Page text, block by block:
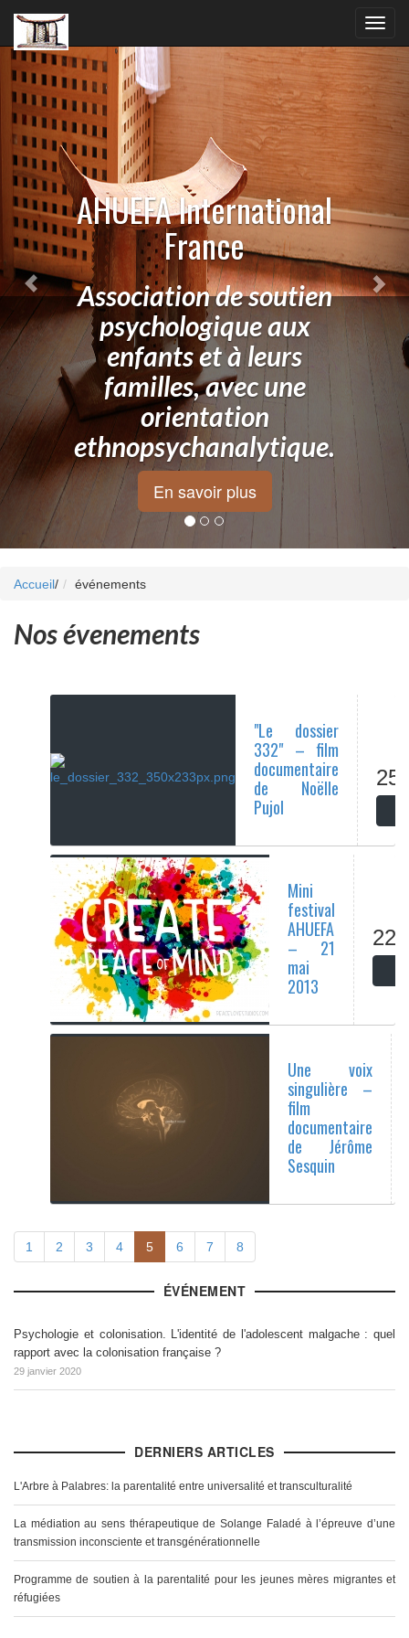
AHUEFA International
France
Association de soutien
psychologique aux
enfants et à leurs
familles, avec une
orientation
ethnopsychanalytique.
En savoir plus
Previous
Accueil/ événements
Nos évenements
"Le dossier
332" – film
documentaire
de Noëlle
Pujol
Mini
festival
AHUEFA
– 21
mai
2013
22/
Une voix
singulière –
film
documentaire
de Jérôme
Sesquin
1 2 3 4 5 6 7 8
ÉVÉNEMENT
Psychologie et colonisation. L'identité de l'adolescent malgache : quel
rapport avec la colonisation française ?
29 janvier 2020
DERNIERS ARTICLES
L'Arbre à Palabres: la parentalité entre universalité et transculturalité
La médiation au sens thérapeutique de Solange Faladé à l’épreuve d’une
transmission inconsciente et transgénérationnelle
Programme de soutien à la parentalité pour les jeunes mères migrantes et
réfugiées